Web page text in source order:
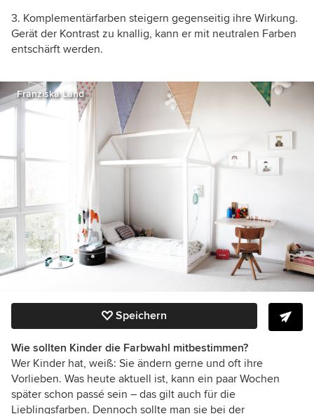
Komplementärfarben steigern gegenseitig ihre Wirkung.
Gerät der Kontrast zu knallig, kann er mit neutralen Farben
entschärft werden.
Franziska Land
Speichern
Wie sollten Kinder die Farbwahl mitbestimmen?
Wer Kinder hat, weiß: Sie ändern gerne und oft ihre
Vorlieben. Was heute aktuell ist, kann ein paar Wochen
später schon passé sein – das gilt auch für die
Lieblingsfarben. Dennoch sollte man sie bei der